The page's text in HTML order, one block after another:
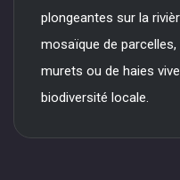
plongeantes sur la
mosaïque de
murets ou de haies
biodiversité locale.